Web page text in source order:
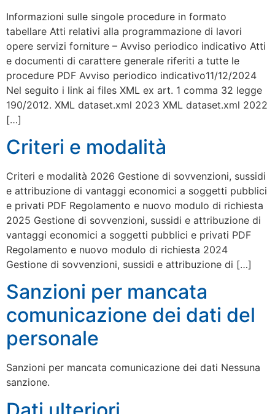
Informazioni sulle singole procedure in formato
tabellare Atti relativi alla programmazione di lavori
opere servizi forniture – Avviso periodico indicativo Atti
e documenti di carattere generale riferiti a tutte le
procedure PDF Avviso periodico indicativo11/12/2024
Nel seguito i link ai files XML ex art. 1 comma 32 legge
190/2012. XML dataset.xml 2023 XML dataset.xml 2022
[…]
Criteri e modalità
Criteri e modalità 2026 Gestione di sovvenzioni, sussidi
e attribuzione di vantaggi economici a soggetti pubblici
e privati PDF Regolamento e nuovo modulo di richiesta
2025 Gestione di sovvenzioni, sussidi e attribuzione di
vantaggi economici a soggetti pubblici e privati PDF
Regolamento e nuovo modulo di richiesta 2024
Gestione di sovvenzioni, sussidi e attribuzione di […]
Sanzioni per mancata
comunicazione dei dati del
personale
Sanzioni per mancata comunicazione dei dati Nessuna
sanzione.